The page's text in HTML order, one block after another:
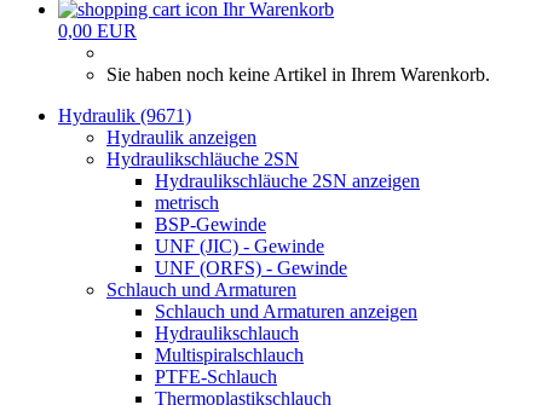
Ihr Warenkorb
0,00 EUR
Sie haben noch keine Artikel in Ihrem Warenkorb.
Hydraulik (9671)
Hydraulik anzeigen
Hydraulikschläuche 2SN
Hydraulikschläuche 2SN anzeigen
metrisch
BSP-Gewinde
UNF (JIC) - Gewinde
UNF (ORFS) - Gewinde
Schlauch und Armaturen
Schlauch und Armaturen anzeigen
Hydraulikschlauch
Multispiralschlauch
PTFE-Schlauch
Thermoplastikschlauch